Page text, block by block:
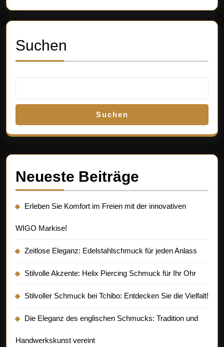
Suchen
Suchen
Neueste Beiträge
Erleben Sie Komfort im Freien mit der innovativen
WIGO Markise!
Zeitlose Eleganz: Edelstahlschmuck für jeden Anlass
Stilvolle Akzente: Helix Piercing Schmuck für Ihr Ohr
Stilvoller Schmuck bei Tchibo: Entdecken Sie die Vielfalt!
Die Eleganz des englischen Schmucks: Tradition und
Handwerkskunst vereint